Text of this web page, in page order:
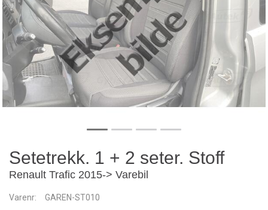
Setetrekk. 1 + 2 seter. Stoff
Renault Trafic 2015-> Varebil
Varenr: GAREN-ST010